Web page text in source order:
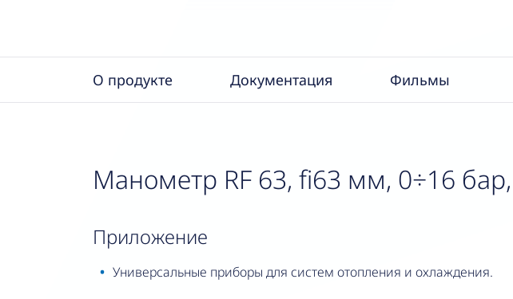
О продукте Документация Фильмы
Манометр RF 63, fi63 мм, 0÷16
приложение
Универсальные приборы для систем отопления и охлаждения.